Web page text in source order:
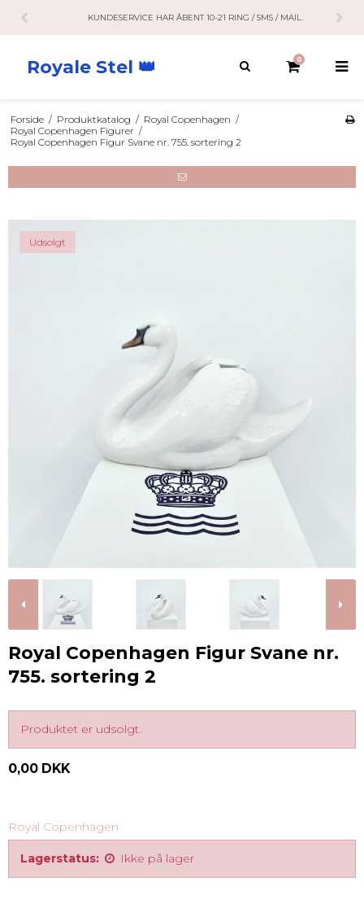
KUNDESERVICE HAR ÅBENT 10-21 RING / SMS / MAIL.
Royale Stel 👑 0
Forside / Produktkatalog / Royal Copenhagen /
Royal Copenhagen Figurer /
Royal Copenhagen Figur Svane nr. 755. sortering 2
Udsolgt
Royal Copenhagen Figur Svane nr.
755. sortering 2
Produktet er udsolgt.
0,00 DKK
Royal Copenhagen
Lagerstatus: Ikke på lager